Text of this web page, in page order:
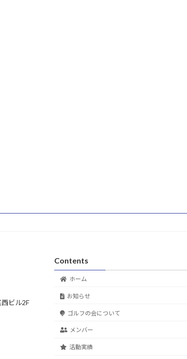
ビル2F
Contents
ホーム
お知らせ
ゴルフの会について
メンバー
活動実績